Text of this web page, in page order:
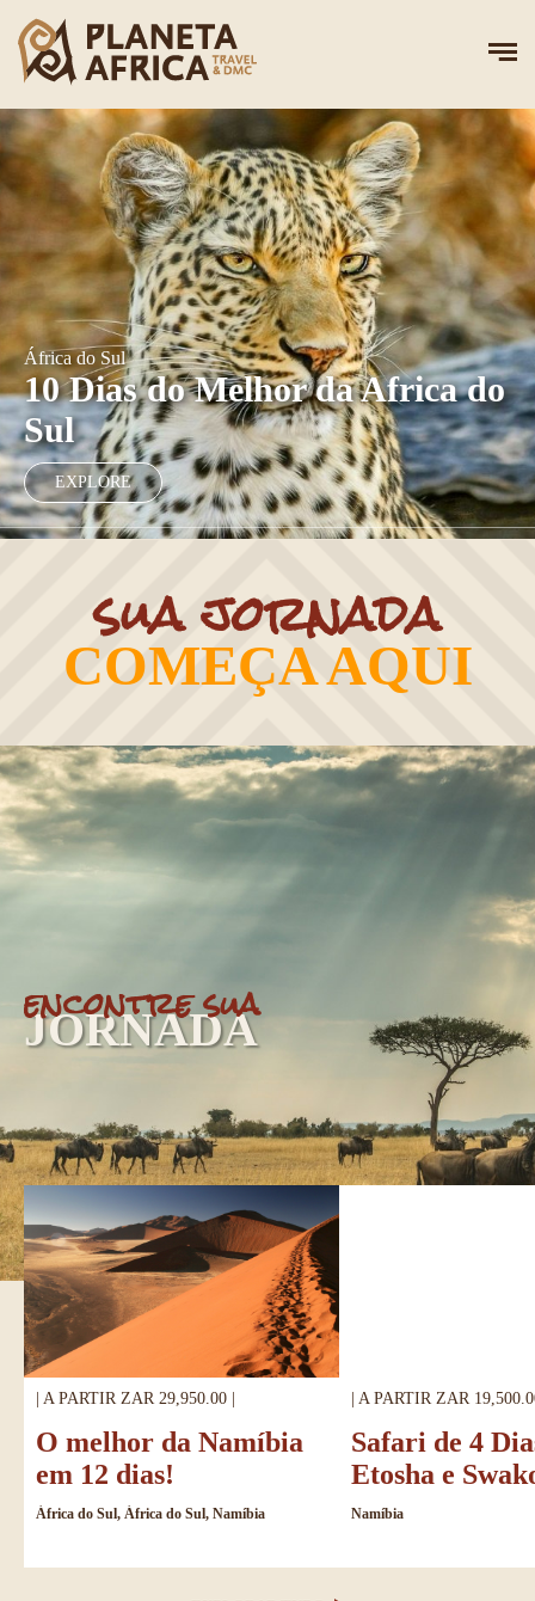
África do Sul
10 Dias do Melhor da Africa do
Sul
EXPLORE
sua jornada
COMEÇA AQUI
encontre sua
JORNADA
| A PARTIR ZAR 29,950.00 |
O melhor da Namíbia
em 12 dias!
África do Sul, África do Sul, Namíbia
| A PARTIR ZAR
Safari de 4
Etosha e
Namíbia